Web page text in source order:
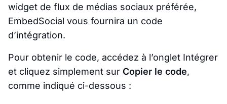
widget de flux de médias sociaux préférée,
EmbedSocial vous fournira un code
d’intégration.
Pour obtenir le code, accédez à l’onglet Intégrer
et cliquez simplement sur Copier le code,
comme indiqué ci-dessous :